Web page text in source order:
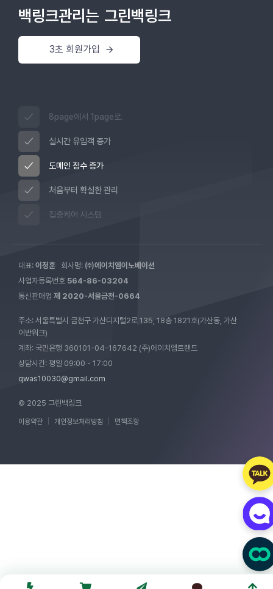
백링크관리는 그린백링크
3초 회원가입
8page에서 1page로.
실시간 유입객 증가
도메인 점수 증가
처음부터 확실한 관리
집중케어 시스템
대표: 이정훈 회사명: ㈜에이치엠이노베이션
사업자등록번호 564-86-03204
통신판매업 제 2020-서울금천-0664
주소: 서울특별시 금천구 가산디지털2로 135, 18층 1821호(가산동, 가산
어반워크)
계좌: 국민은행 360101-04-167642 (주)에이치엠트랜드
상담시간: 평일 09:00 - 17:00
qwas10030@gmail.com
© 2025 그린백링크
이용약관 개인정보처리방침 면책조항